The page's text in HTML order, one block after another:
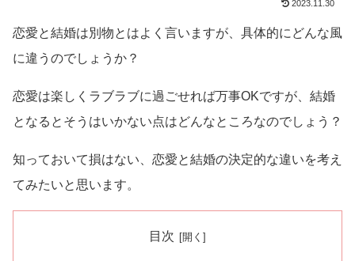
2023.11.30
恋愛と結婚は別物とはよく言いますが、具体的にどんな風
に違うのでしょうか？
恋愛は楽しくラブラブに過ごせれば万事OKですが、結婚
となるとそうはいかない点はどんなところなのでしょう？
知っておいて損はない、恋愛と結婚の決定的な違いを考え
てみたいと思います。
目次